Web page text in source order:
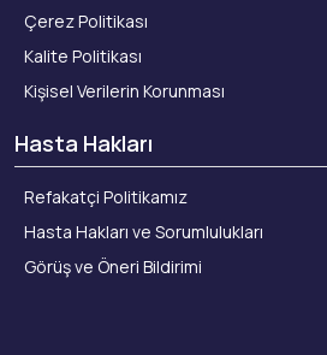
Çerez Politikası
Kalite Politikası
Kişisel Verilerin Korunması
Hasta Hakları
Refakatçi Politikamız
Hasta Hakları ve Sorumlulukları
Görüş ve Öneri Bildirimi